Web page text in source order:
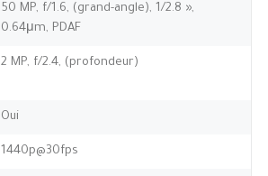
50 MP, f/1.6, (grand-angle), 1/2.8 »,
0.64μm, PDAF
2 MP, f/2.4, (profondeur)
Oui
1440p@30fps